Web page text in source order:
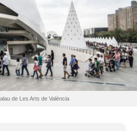
de Les Arts de València